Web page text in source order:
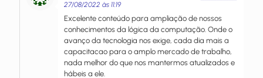
27/08/2022 às 11:19
Excelente conteúdo para ampliação de nossos
conhecimentos da lógica da computação. Onde o
avanço da tecnologia nos exige, cada dia mais a
capacitacao para o amplo mercado de trabalho,
nada melhor do que nos mantermos atualizados e
hábeis a ele.